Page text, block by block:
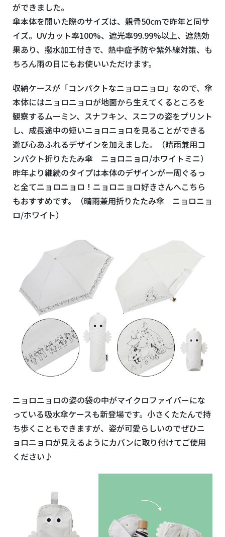
ができました。
傘本体を開いた際のサイズは、親骨50cmで昨年と同サ
イズ。UVカット率100%、遮光率99.99%以上、遮熱効
果あり、撥水加工付きで、熱中症予防や紫外線対策、も
ちろん雨の日にもお使いいただけます。
収納ケースが「コンパクトなニョロニョロ」なので、傘
本体にはニョロニョロが地面から生えてくるところを
観察するムーミン、スナフキン、スニフの姿をプリント
し、成長途中の短いニョロニョロを見ることができる
遊び心あふれるデザインを加えました。（晴雨兼用コ
ンパクト折りたたみ傘 ニョロニョロ/ホワイトミニ）
昨年より継続のタイプは本体のデザインが一周ぐるっ
と全てニョロニョロ！ニョロニョロ好きさんへこちら
もおすすめです。（晴雨兼用折りたたみ傘 ニョロニョ
ロ/ホワイト）
ニョロニョロの姿の袋の中がマイクロファイバーにな
っている吸水傘ケースも新登場です。小さくたたんで持
ち歩くこともできますが、姿が可愛らしいのでぜひニ
ョロニョロが見えるようにカバンに取り付けてご使用
ください♪